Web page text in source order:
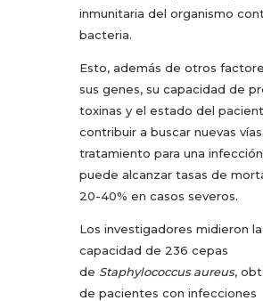
inmunitaria del organismo
bacteria.
Esto, además de otros
sus genes, su capacidad de
toxinas y el estado del
contribuir a buscar nuevas
tratamiento para una
puede alcanzar tasas de
20-40% en casos severos.
Los investigadores midieron la
capacidad de 236 cepas
de Staphylococcus aureus,
de pacientes con infecciones